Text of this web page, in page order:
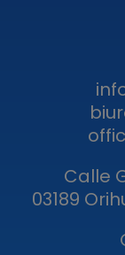
Calle
03189